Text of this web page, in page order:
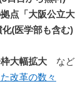
点「大阪公立大
(医学部も含む)
大幅拡大 など
改革の数々